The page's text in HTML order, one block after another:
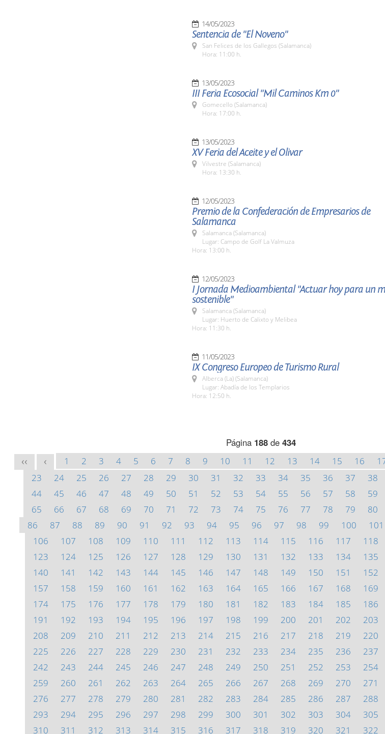
14/05/2023
Sentencia de "El Noveno"
San Felices de los Gallegos (Salamanca)
Hora: 11:00 h.
13/05/2023
III Feria Ecosocial "Mil Caminos Km 0"
Gomecello (Salamanca)
Hora: 17:00 h.
13/05/2023
XV Feria del Aceite y el Olivar
Vilvestre (Salamanca)
Hora: 13:30 h.
12/05/2023
Premio de la Confederación de Empresarios de
Salamanca
Salamanca (Salamanca)
Lugar: Campo de Golf La Valmuza
Hora: 13:00 h.
12/05/2023
I Jornada Medioambiental "Actuar hoy para un
sostenible"
Salamanca (Salamanca)
Lugar: Huerto de Calixto y Melibea
Hora: 11:30 h.
11/05/2023
IX Congreso Europeo de Turismo Rural
Alberca (La) (Salamanca)
Lugar: Abadía de los Templarios
Hora: 12:50 h.
Página 188de 434
<< < 1 2 3 4 5 6 7 8 9 10 11 12 13 14 15 16
23
24 25 26 27 28 29 30 31 32 33 34 35 36 37 38
44
45 46 47 48 49 50 51 52 53 54 55 56 57 58 59
65
66 67 68 69 70 71 72 73 74 75 76 77 78 79 80
86
87 88 89 90 91 92 93 94 95 96 97 98 99 100 101
106
107 108 109 110 111 112 113 114 115 116 117 118
123
124 125 126 127 128 129 130 131 132 133 134 135
140
141 142 143 144 145 146 147 148 149 150 151 152
157
158 159 160 161 162 163 164 165 166 167 168 169
174
175 176 177 178 179 180 181 182 183 184 185 186
191
192 193 194 195 196 197 198 199 200 201 202 203
208
209 210 211 212 213 214 215 216 217 218 219 220
225
226 227 228 229 230 231 232 233 234 235 236 237
242
243 244 245 246 247 248 249 250 251 252 253 254
259
260 261 262 263 264 265 266 267 268 269 270 271
276
277 278 279 280 281 282 283 284 285 286 287 288
293
294 295 296 297 298 299 300 301 302 303 304 305
310
311 312 313 314 315 316 317 318 319 320 321 322